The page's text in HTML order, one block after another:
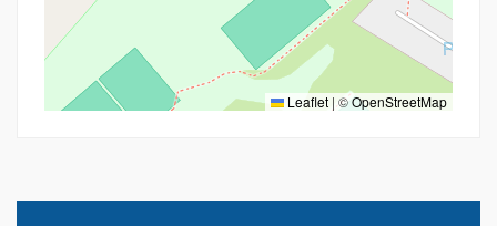
Leaflet | ©OpenStreetMap